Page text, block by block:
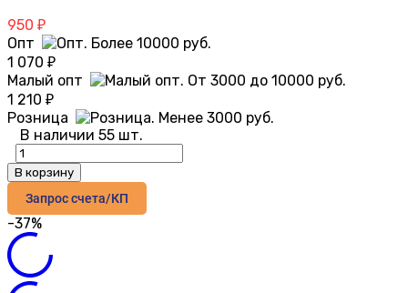
950 ₽
Опт
1 070 ₽
Малый опт
1 210 ₽
Розница
В наличии 55 шт.
В корзину
Запрос счета/КП
-37%